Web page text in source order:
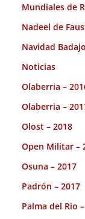
Mundiales de
Nadeel de
Navidad
Noticias
Olaberria –
Olaberria –
Olost – 2018
Open Militar –
Osuna – 2017
Padrón – 2017
Palma del Rio